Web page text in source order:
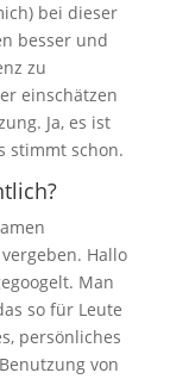
bei dieser
besser und
zu
einschätzen
Ja, es ist
stimmt schon.
Hallo
Man
so für Leute
persönliches
von